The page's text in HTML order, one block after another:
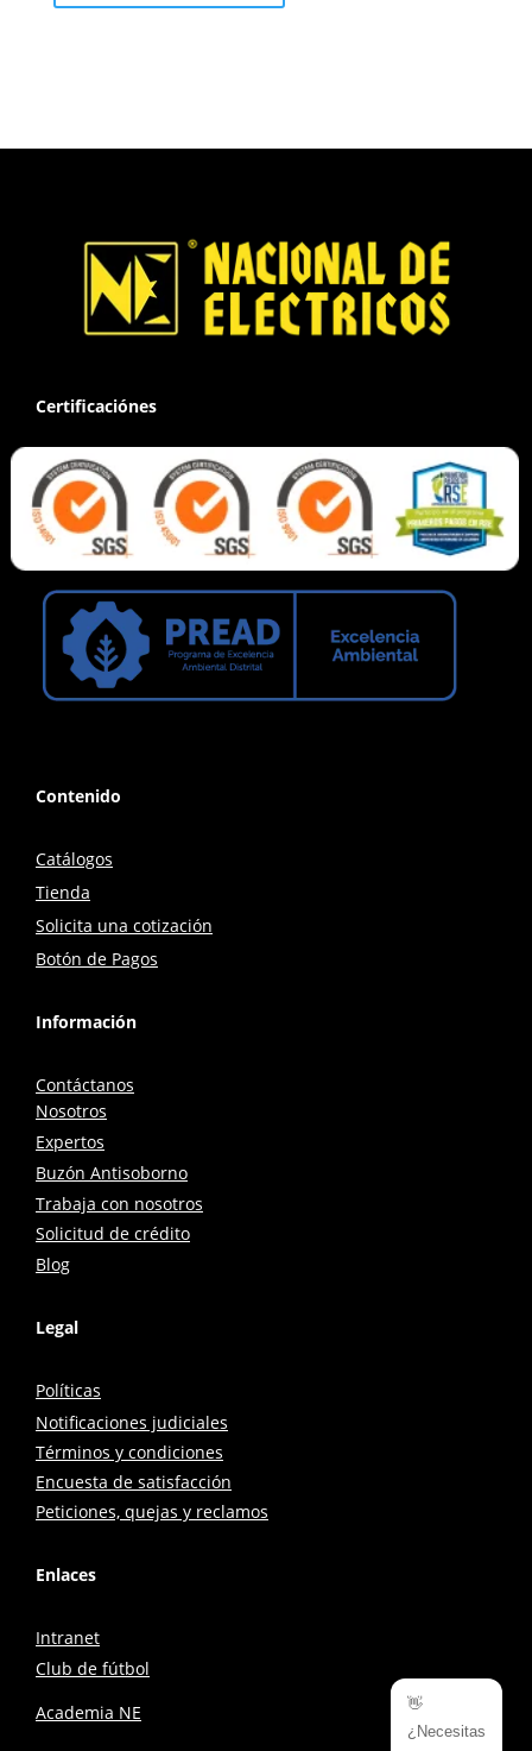
Certificaciónes
Contenido
Catálogos
Tienda
Solicita una cotización
Botón de Pagos
Información
Contáctanos
Nosotros
Expertos
Buzón Antisoborno
Trabaja con nosotros
Solicitud de crédito
Blog
Legal
Políticas
Notificaciones judiciales
Términos y condiciones
Encuesta de satisfacción
Peticiones, quejas y reclamos
Enlaces
Intranet
Club de fútbol
Academia NE
👋
¿Necesitas